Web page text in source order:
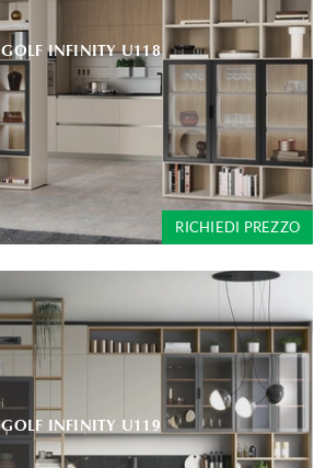
GOLF INFINITY U118
RICHIEDI PREZZO
GOLF INFINITY U119